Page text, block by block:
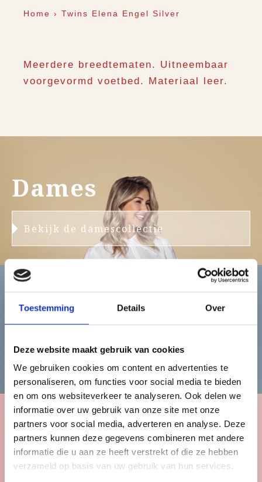
Toestemming Details Over
Deze website maakt gebruik van cookies
We gebruiken cookies om content en advertenties te
personaliseren, om functies voor social media te bieden
en om ons websiteverkeer te analyseren. Ook delen we
informatie over uw gebruik van onze site met onze
partners voor social media, adverteren en analyse. Deze
partners kunnen deze gegevens combineren met andere
informatie die u aan ze heeft verstrekt of die ze hebben
verzameld op basis van uw gebruik van hun services.
Home › Twins Elena Engel Silver
Meerdere breedtematen. Uitneembaar
voorgevormd voetbed. Materiaal leer.
Dames
Bekijk de damescollectie
Heren
Bekijk de herencollectie
Kinderen